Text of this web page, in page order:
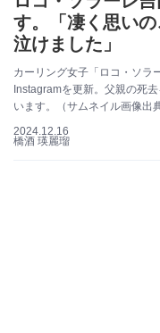
す。「凄く思い
泣けました」
カーリング女子「ロコ・ソラ
Instagramを更新。父親の死
います。（サムネイル画像出
2024.12.16
橋酒 瑛麗瑠